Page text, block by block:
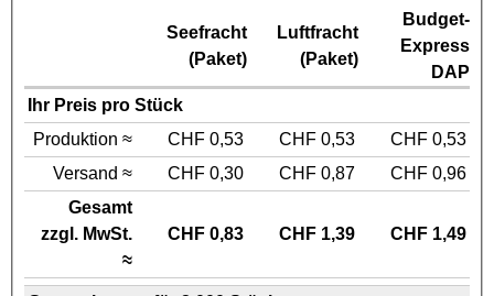
Seefracht
(Paket)
Luftfracht
(Paket)
Budget-
Express
DAP
Ihr Preis pro Stück
Produktion ≈
CHF 0,53 CHF 0,53
CHF 0,53
Versand ≈
CHF 0,30 CHF 0,87
CHF 0,96
Gesamt
zzgl. MwSt.
≈
CHF 0,83 CHF 1,39 CHF 1,49